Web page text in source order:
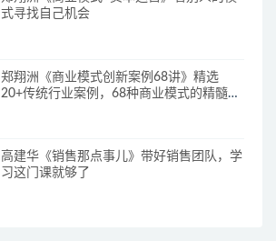
式寻找自己机会
郑翔洲《商业模式创新案例68讲》精选
20+传统行业案例，68种商业模式的精髓与
高建华《销售那点事儿》带好销售团队，学
习这门课就够了